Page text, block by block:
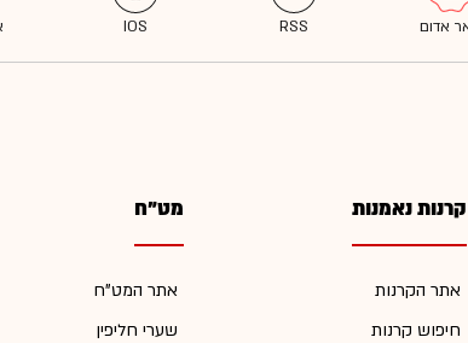
קרנות נאמנות
אתר הקרנות
חיפוש קרנות
מט"ח
אתר המט"ח
שערי חליפין